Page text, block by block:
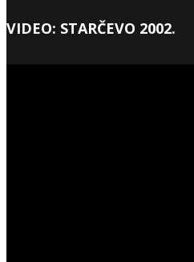
VIDEO: STARČEVO 2002.